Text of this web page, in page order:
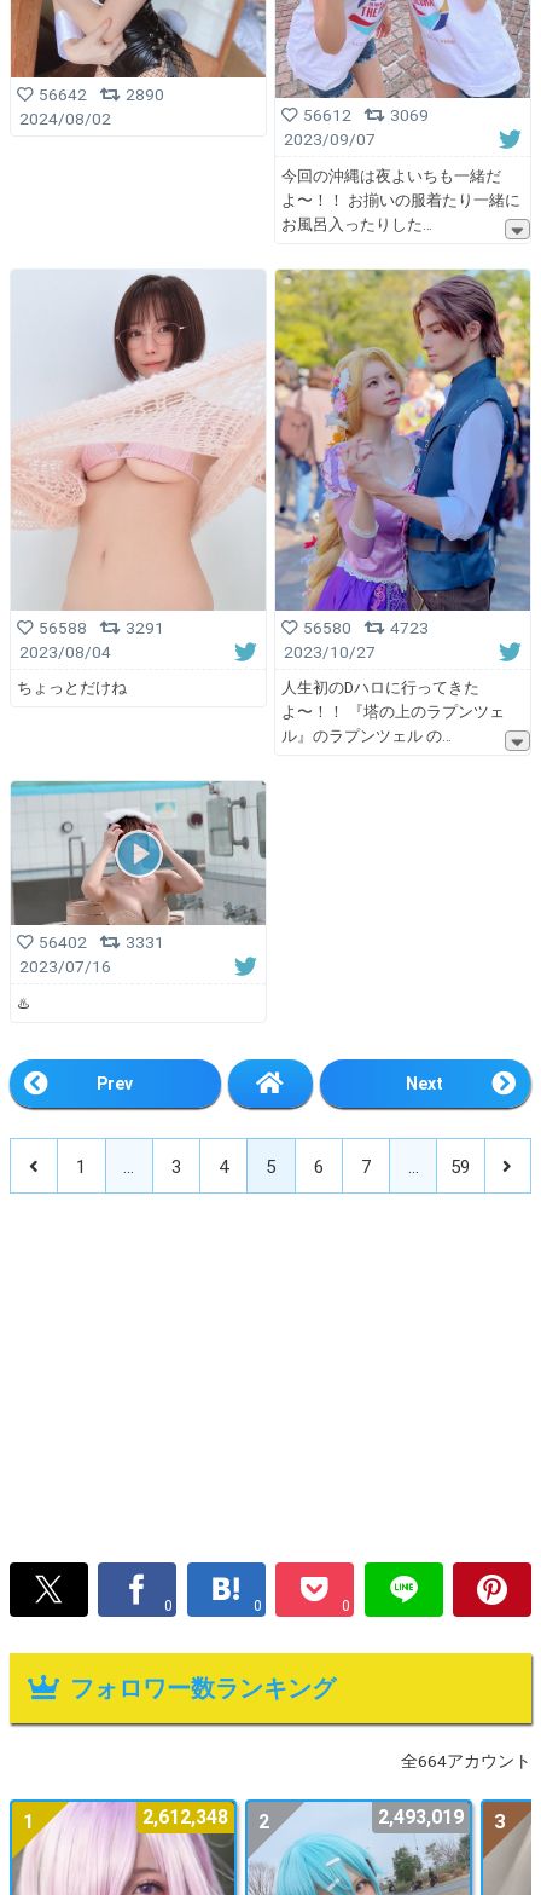
56642
2890
2024/08/02
56612
3069
2023/09/07
今回の沖縄は夜よいちも一緒だ
よ〜！！ お揃いの服着たり一緒に
お風呂入ったりした
56588
3291
2023/08/04
ちょっとだけね
56580
4723
2023/10/27
人生初のDハロに行ってきた
よ〜！！ 『塔の上のラプンツェ
ル』のラプンツェル の
56402
3331
2023/07/16
♨️
Prev Next
1 … 3 4 5 6 7 … 59
0 0 0
フォロワー数ランキング
全664アカウント
1 2,612,348 2 2,493,019 3